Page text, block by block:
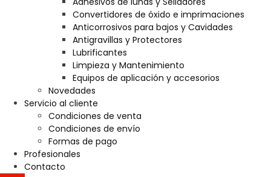
Convertidores de óxido e imprimaciones
Anticorrosivos para bajos y Cavidades
Antigravillas y Protectores
Lubrificantes
Limpieza y Mantenimiento
Equipos de aplicación y accesorios
Novedades
Servicio al cliente
Condiciones de venta
Condiciones de envío
Formas de pago
Profesionales
Contacto